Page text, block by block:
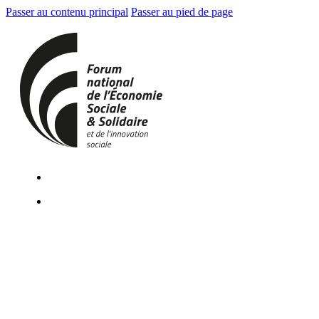
Passer au contenu principal Passer au pied de page